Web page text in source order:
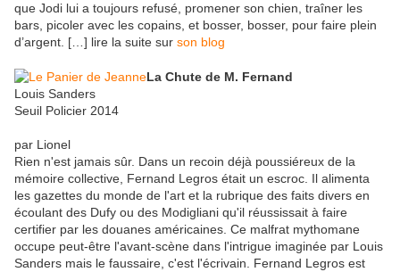
que Jodi lui a toujours refusé, promener son chien, traîner les
bars, picoler avec les copains, et bosser, bosser, pour faire plein
d’argent. […] lire la suite sur son blog
La Chute de M. Fernand
Louis Sanders
Seuil Policier 2014
par Lionel
Rien n'est jamais sûr. Dans un recoin déjà poussiéreux de la
mémoire collective, Fernand Legros était un escroc. Il alimenta
les gazettes du monde de l'art et la rubrique des faits divers en
écoulant des Dufy ou des Modigliani qu'il réussissait à faire
certifier par les douanes américaines. Ce malfrat mythomane
occupe peut-être l'avant-scène dans l'intrigue imaginée par Louis
Sanders mais le faussaire, c'est l'écrivain. Fernand Legros est